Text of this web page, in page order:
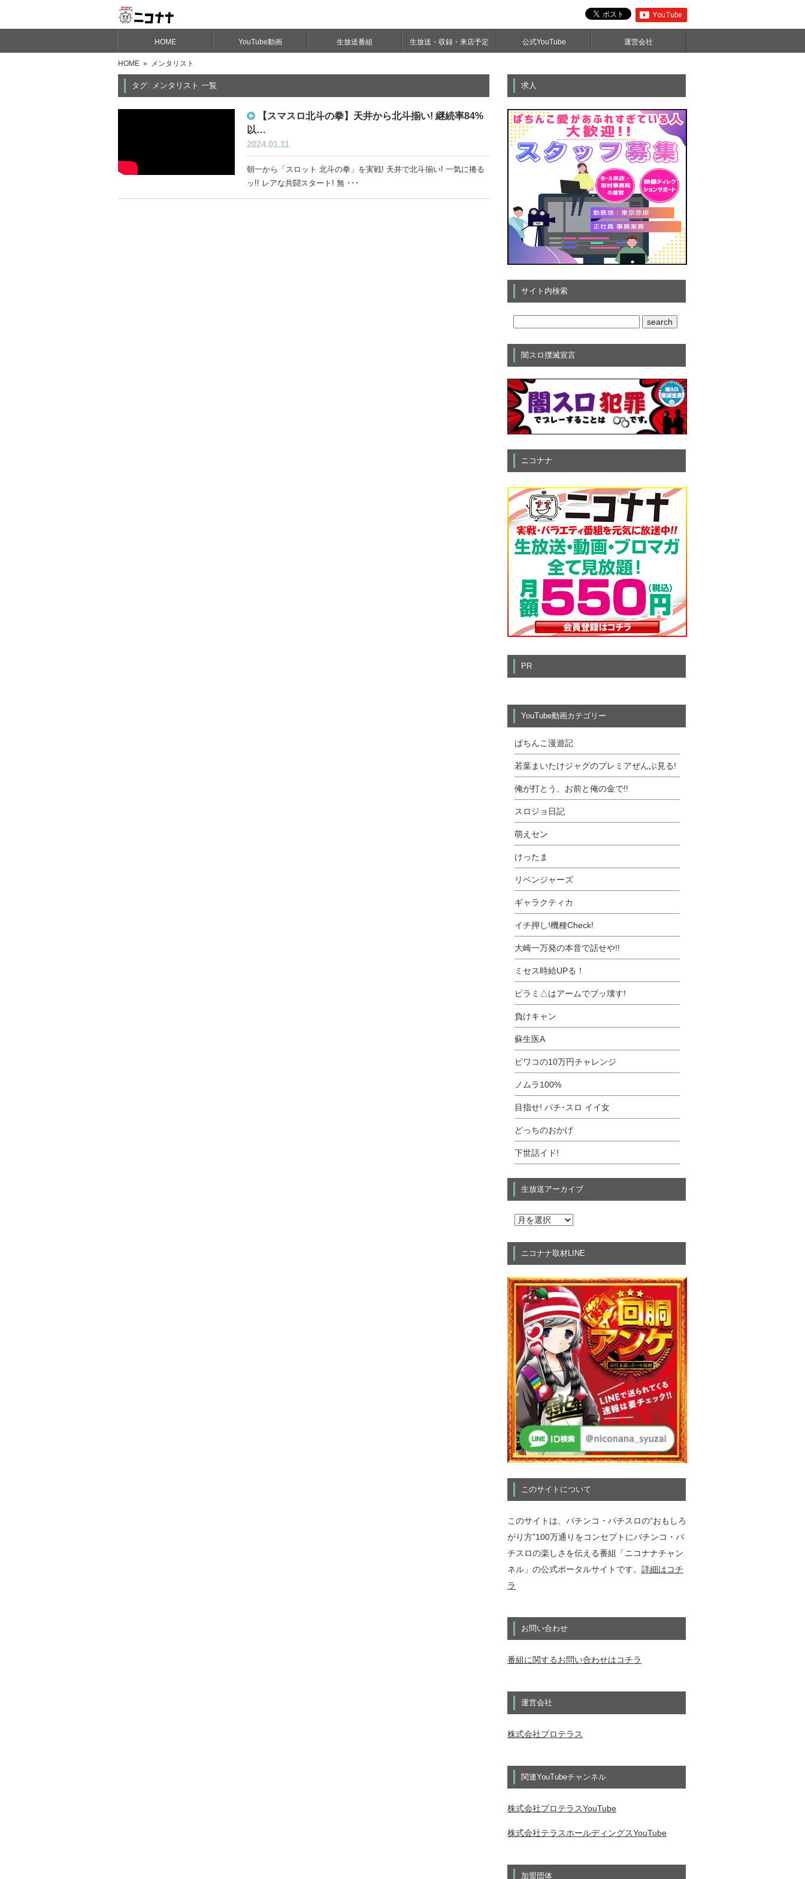
HOME YouTube動画 生放送番組 生放送・収録・来店予定 公式YouTube 運営会社
HOME » メンタリスト
タグ: メンタリスト 一覧
【スマスロ北斗の拳】天井から北斗揃い! 継続率84%
以…
2024.01.11
朝一から「スロット 北斗の拳」を実戦! 天井で北斗揃い! 一気に捲る
ッ!! レアな共闘スタート! 無 ･･･
求人
サイト内検索
闇スロ撲滅宣言
ニコナナ
PR
YouTube動画カテゴリー
ぱちんこ漫遊記
若葉まいたけジャグのプレミアぜんぶ見る!
俺が打とう、お前と俺の金で!!
スロジョ日記
萌えセン
けったま
リベンジャーズ
ギャラクティカ
イチ押し!機種Check!
大崎一万発の本音で話せや!!
ミセス時給UPる！
ピラミ△はアームでブッ壊す!
負けキャン
蘇生医A
ビワコの10万円チャレンジ
ノムラ100%
目指せ! パチ･スロ イイ女
どっちのおかげ
下世話イド!
生放送アーカイブ
ニコナナ取材LINE
このサイトについて
このサイトは、パチンコ・パチスロの“おもしろ
がり方”100万通りをコンセプトにパチンコ・パ
チスロの楽しさを伝える番組「ニコナナチャン
ネル」の公式ポータルサイトです。 詳細はコチ
ラ
お問い合わせ
番組に関するお問い合わせはコチラ
運営会社
株式会社プロテラス
関連YouTubeチャンネル
株式会社プロテラスYouTube
株式会社テラスホールディングスYouTube
加盟団体